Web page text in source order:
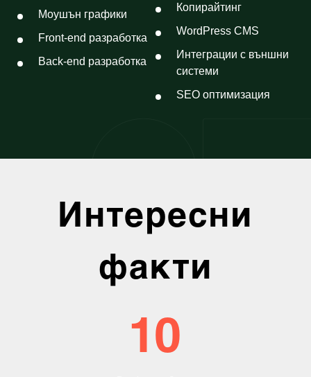
Моушън графики
Front-end разработка
Back-end разработка
Копирайтинг
WordPress CMS
Интеграции с външни
системи
SEO оптимизация
Интересни
факти
10